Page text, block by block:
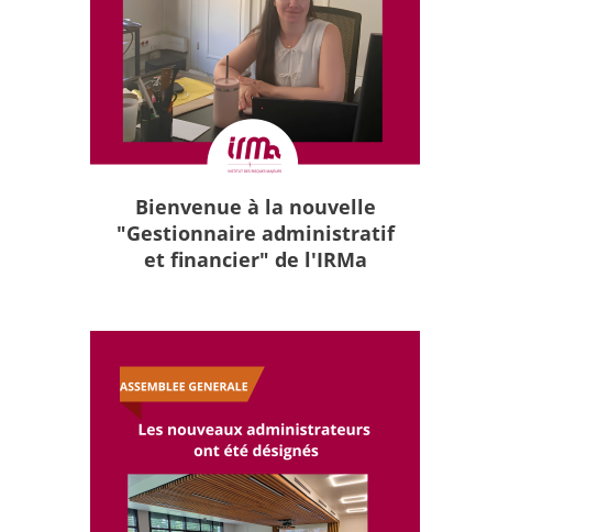
Bienvenue à la nouvelle
"Gestionnaire administratif
et financier" de l'IRMa